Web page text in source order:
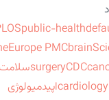
public-health
Europe PMCbrain
surgeryCDC
سلامت
cardiologyاپیدمیولوژی